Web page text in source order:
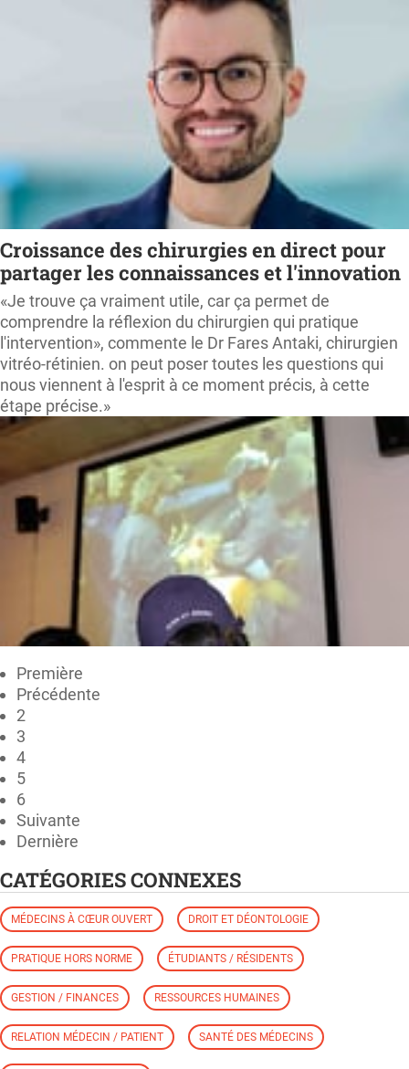
Croissance des chirurgies en direct pour
partager les connaissances et l'innovation
«Je trouve ça vraiment utile, car ça permet de
comprendre la réflexion du chirurgien qui pratique
l'intervention», commente le Dr Fares Antaki, chirurgien
vitréo-rétinien. on peut poser toutes les questions qui
nous viennent à l'esprit à ce moment précis, à cette
étape précise.»
Première
Précédente
2
3
4
5
6
Suivante
Dernière
CATÉGORIES CONNEXES
MÉDECINS À CŒUR OUVERT DROIT ET DÉONTOLOGIE
PRATIQUE HORS NORME ÉTUDIANTS / RÉSIDENTS
GESTION / FINANCES RESSOURCES HUMAINES
RELATION MÉDECIN / PATIENT SANTÉ DES MÉDECINS